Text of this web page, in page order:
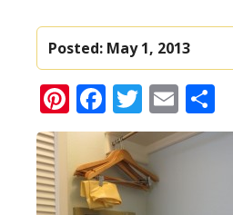
Posted: May 1, 2013
Pinterest
Facebook
Twitter
Email